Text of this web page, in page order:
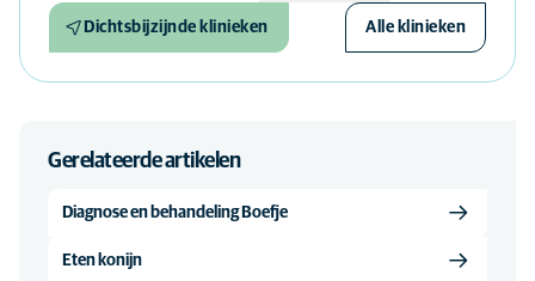
Dichtsbijzijnde klinieken Alle klinieken
Gerelateerde artikelen
Diagnose en behandeling Boefje
Eten konijn